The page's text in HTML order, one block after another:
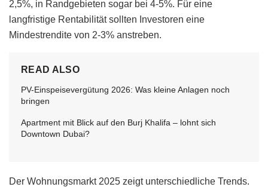
2,5%, in Randgebieten sogar bei 4-5%. Für eine
langfristige Rentabilität sollten Investoren eine
Mindestrendite von 2-3% anstreben.
READ ALSO
PV-Einspeisevergütung 2026: Was kleine Anlagen noch
bringen
Apartment mit Blick auf den Burj Khalifa – lohnt sich
Downtown Dubai?
Der Wohnungsmarkt 2025 zeigt unterschiedliche Trends.